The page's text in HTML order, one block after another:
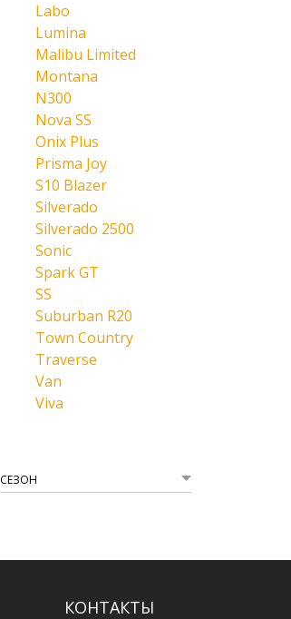
Labo
Lumina
Malibu Limited
Montana
N300
Nova SS
Onix Plus
Prisma Joy
S10 Blazer
Silverado
Silverado 2500
Sonic
Spark GT
SS
Suburban R20
Town Country
Traverse
Van
Viva
СЕЗОН
КОНТАКТЫ